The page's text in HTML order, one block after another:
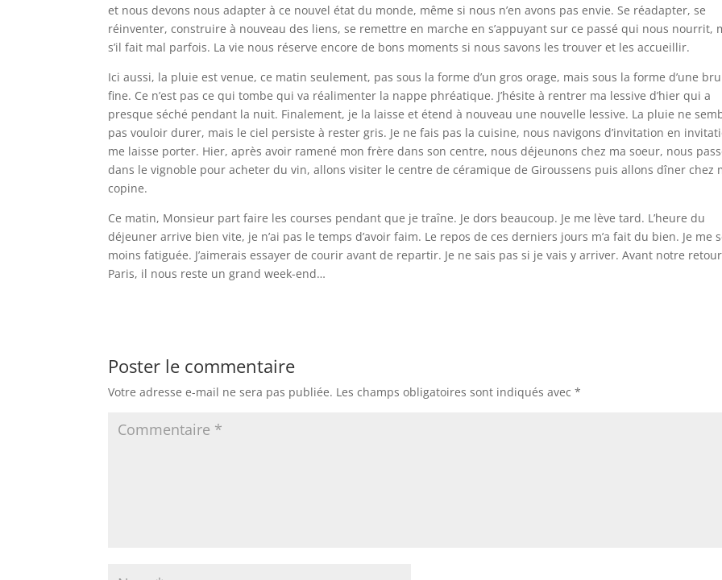
et nous devons nous adapter à ce nouvel état du monde, même si nous n’en avons pas envie. Se réadapter, se
réinventer, construire à nouveau des liens, se remettre en marche en s’appuyant sur ce passé qui nous nourrit,
s’il fait mal parfois. La vie nous réserve encore de bons moments si nous savons les trouver et les accueillir.
Ici aussi, la pluie est venue, ce matin seulement, pas sous la forme d’un gros orage, mais sous la forme d’une
fine. Ce n’est pas ce qui tombe qui va réalimenter la nappe phréatique. J’hésite à rentrer ma lessive d’hier qui a
presque séché pendant la nuit. Finalement, je la laisse et étend à nouveau une nouvelle lessive. La pluie ne
pas vouloir durer, mais le ciel persiste à rester gris. Je ne fais pas la cuisine, nous navigons d’invitation en
me laisse porter. Hier, après avoir ramené mon frère dans son centre, nous déjeunons chez ma soeur, nous
dans le vignoble pour acheter du vin, allons visiter le centre de céramique de Giroussens puis allons dîner chez
copine.
Ce matin, Monsieur part faire les courses pendant que je traîne. Je dors beaucoup. Je me lève tard. L’heure du
déjeuner arrive bien vite, je n’ai pas le temps d’avoir faim. Le repos de ces derniers jours m’a fait du bien. Je me
moins fatiguée. J’aimerais essayer de courir avant de repartir. Je ne sais pas si je vais y arriver. Avant notre
Paris, il nous reste un grand week-end…
Poster le commentaire
Votre adresse e-mail ne sera pas publiée. Les champs obligatoires sont indiqués avec*